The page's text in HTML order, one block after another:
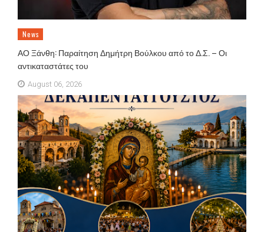
News
ΑΟ Ξάνθη: Παραίτηση Δημήτρη Βούλκου από το Δ.Σ. – Οι
αντικαταστάτες του
August 06, 2026